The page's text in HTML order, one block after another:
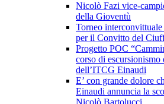
Nicolò Fazi vice-
della Gioventù
Torneo
per il Convitto del
Progetto POC
corso di escursionismo
dell’ITCG Einaudi
E’ con grande dolore
Einaudi annuncia la